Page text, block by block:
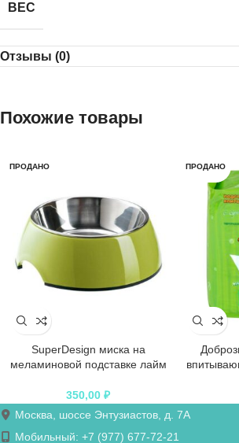
ВЕС
Отзывы (0)
Похожие товары
ПРОДАНО
SuperDesign миска на
меламиновой подставке лайм
350,00 ₽
ПРОДАНО
Москва, шоссе Энтузиастов, д. 7А
Мобильный: +7 (977) 677-72-21